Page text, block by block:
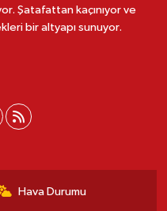
Şatafattan kaçınıyor ve
bir altyapı sunuyor.
Hava Durumu